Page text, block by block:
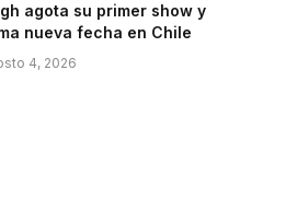
agota su primer show y
nueva fecha en Chile
4, 2026